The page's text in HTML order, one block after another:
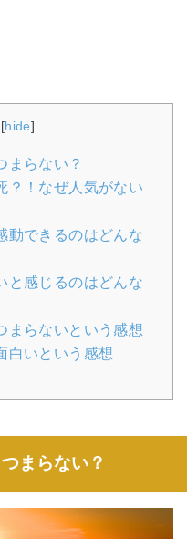
[hide]
まらない？
？！なぜ人気がない
動できるのはどんな
と感じるのはどんな
まらないという感想
白いという感想
まらない？